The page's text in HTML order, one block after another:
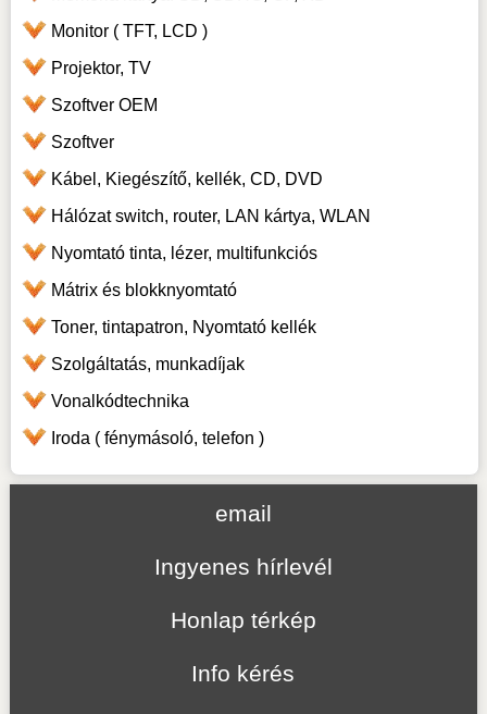
Monitor ( TFT, LCD )
Projektor, TV
Szoftver OEM
Szoftver
Kábel, Kiegészítő, kellék, CD, DVD
Hálózat switch, router, LAN kártya, WLAN
Nyomtató tinta, lézer, multifunkciós
Mátrix és blokknyomtató
Toner, tintapatron, Nyomtató kellék
Szolgáltatás, munkadíjak
Vonalkódtechnika
Iroda ( fénymásoló, telefon )
email
Ingyenes hírlevél
Honlap térkép
Info kérés